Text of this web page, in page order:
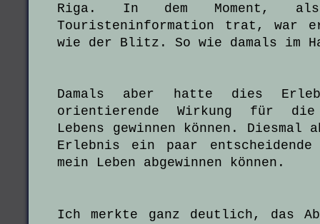
Riga. In dem Moment,
Touristeninformation trat, war
wie der Blitz. So wie damals im
Damals aber hatte dies
orientierende Wirkung für die
Lebens gewinnen können. Diesmal
Erlebnis ein paar
mein Leben abgewinnen können.
Ich merkte ganz deutlich, das